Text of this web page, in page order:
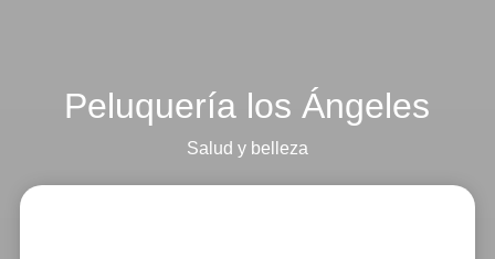
Peluquería los Ángeles
Salud y belleza